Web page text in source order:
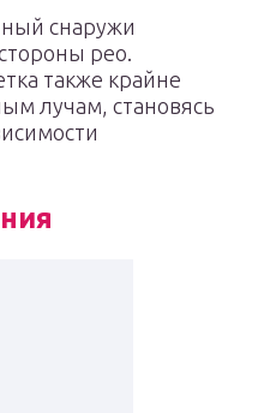
снаружи
рео.
также крайне
лучам, становясь